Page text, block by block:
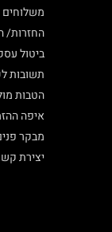
משלוחים
החזרות/
ביטול
תשובות
הטבות
איפה
מבקר
יצירת